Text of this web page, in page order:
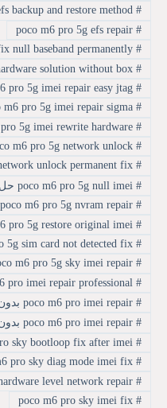
#
poco m6 pro 5g efs backup and restore method
#
poco m6 pro 5g efs repair
#
poco m6 pro 5g fix null baseband permanently
#
poco m6 pro 5g hardware solution without box
#
poco m6 pro 5g imei repair easy jtag
#
poco m6 pro 5g imei repair sigma
#
poco m6 pro 5g imei rewrite hardware
#
poco m6 pro 5g network unlock
#
poco m6 pro 5g network unlock permanent fix
#poco m6 pro 5g null imei حل
#
poco m6 pro 5g nvram repair
#
poco m6 pro 5g restore original imei
#
poco m6 pro 5g sim card not detected fix
#
poco m6 pro 5g sky imei repair
#
poco m6 pro imei repair professional
#poco m6 pro imei repair بدون انجي روم
#poco m6 pro imei repair بدون فورمات ولا تحديث
#
poco m6 pro sky bootloop fix after imei
#
poco m6 pro sky diag mode imei fix
#
poco m6 pro sky hardware level network repair
#
poco m6 pro sky imei fix